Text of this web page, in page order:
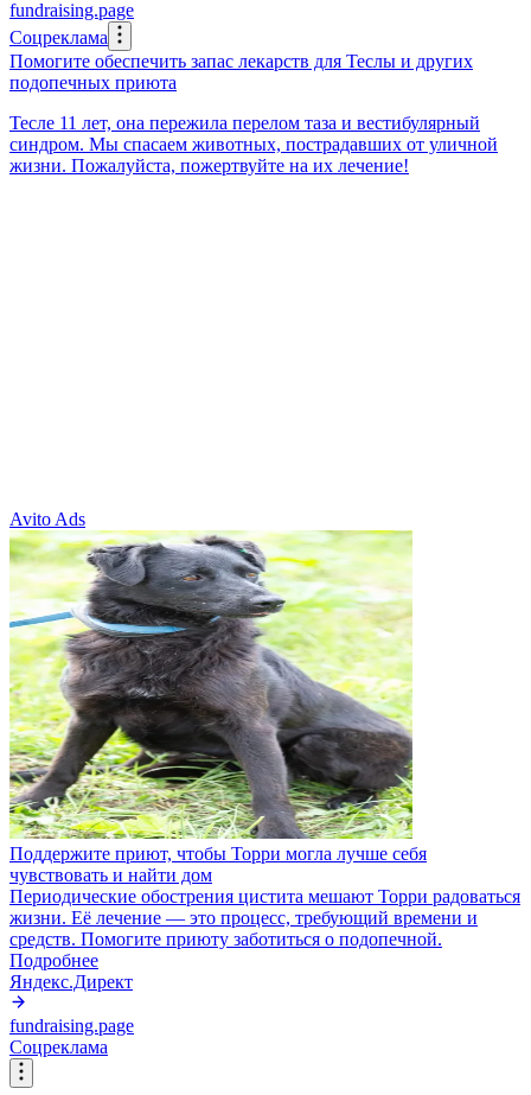
fundraising.page
Соцреклама
Помогите обеспечить запас лекарств для Теслы и других
подопечных приюта
Тесле 11 лет, она пережила перелом таза и вестибулярный
синдром. Мы спасаем животных, пострадавших от уличной
жизни. Пожалуйста, пожертвуйте на их лечение!
Avito Ads
Поддержите приют, чтобы Торри могла лучше себя
чувствовать и найти дом
Периодические обострения цистита мешают Торри радоваться
жизни. Её лечение — это процесс, требующий времени и
средств. Помогите приюту заботиться о подопечной.
Подробнее
Яндекс.Директ
fundraising.page
Соцреклама